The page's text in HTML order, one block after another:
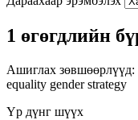
1 өгөгдлийн
Ашиглах зөвшөөрлүүд:
equality gender strategy
Үр дүнг шүүх